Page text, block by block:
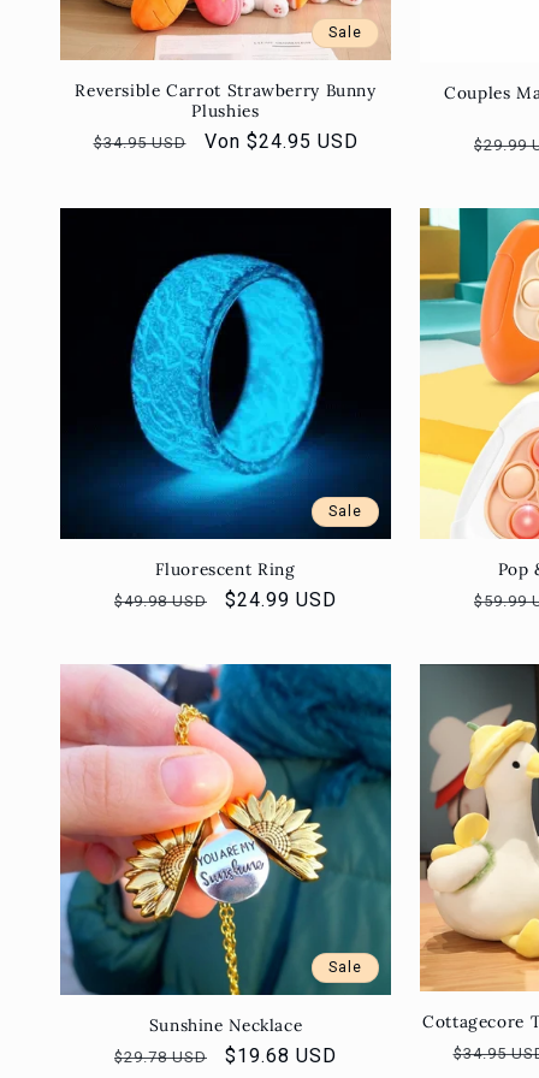
Sale
Reversible Carrot Strawberry Bunny
Plushies
Normaler
$34.95 USD Verkaufspreis
Von $24.95 USD
Couples
$29.99
Sale
Fluorescent Ring
Normaler
$49.98 USD Verkaufspreis
$24.99 USD
Pop
$59.99
Sale
Sunshine Necklace
Normaler
$29.78 USD Verkaufspreis
$19.68 USD
Cottagecore
Normaler
$34.95